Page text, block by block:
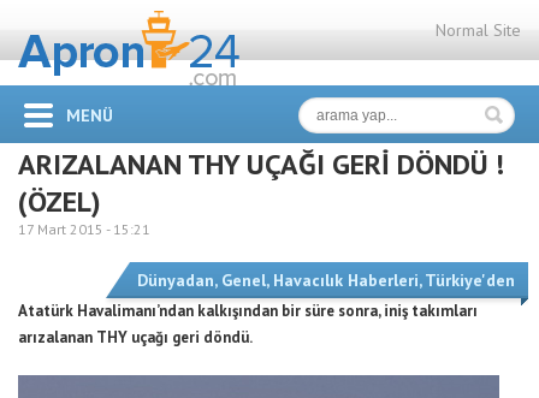
Normal Site
MENÜ
ARIZALANAN THY UÇAĞI GERİ DÖNDÜ !
(ÖZEL)
17 Mart 2015 - 15:21
Dünyadan, Genel, Havacılık Haberleri,Türkiye'den
Atatürk Havalimanı’ndan kalkışından bir süre sonra, iniş takımları
arızalanan THY uçağı geri döndü.